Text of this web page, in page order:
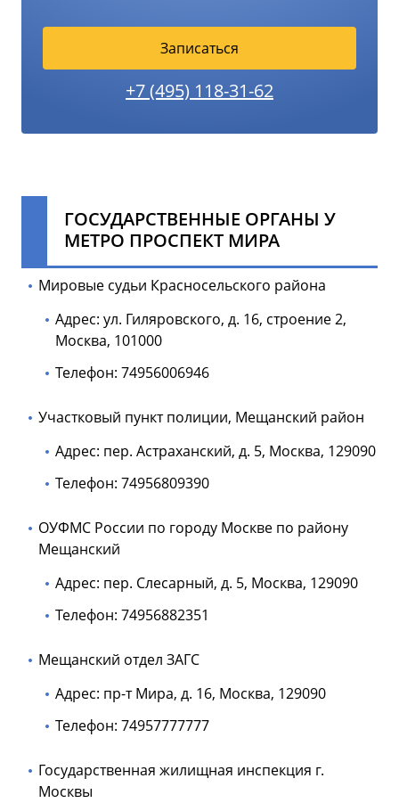
Записаться
+7 (495) 118-31-62
ГОСУДАРСТВЕННЫЕ ОРГАНЫ У
МЕТРО ПРОСПЕКТ МИРА
Мировые судьи Красносельского района
Адрес: ул. Гиляровского, д. 16, строение 2,
Москва, 101000
Телефон: 74956006946
Участковый пункт полиции, Мещанский район
Адрес: пер. Астраханский, д. 5, Москва, 129090
Телефон: 74956809390
ОУФМС России по городу Москве по району
Мещанский
Адрес: пер. Слесарный, д. 5, Москва, 129090
Телефон: 74956882351
Мещанский отдел ЗАГС
Адрес: пр-т Мира, д. 16, Москва, 129090
Телефон: 74957777777
Государственная жилищная инспекция г.
Москвы